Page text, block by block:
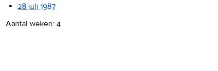
28 juli 1987
Aantal weken: 4